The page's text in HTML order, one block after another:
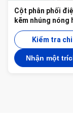
Cột phân phối
kẽm nhúng nóng
giác 11 mét với
hàn AWS D1.1
Kiểm tra
Nhận một